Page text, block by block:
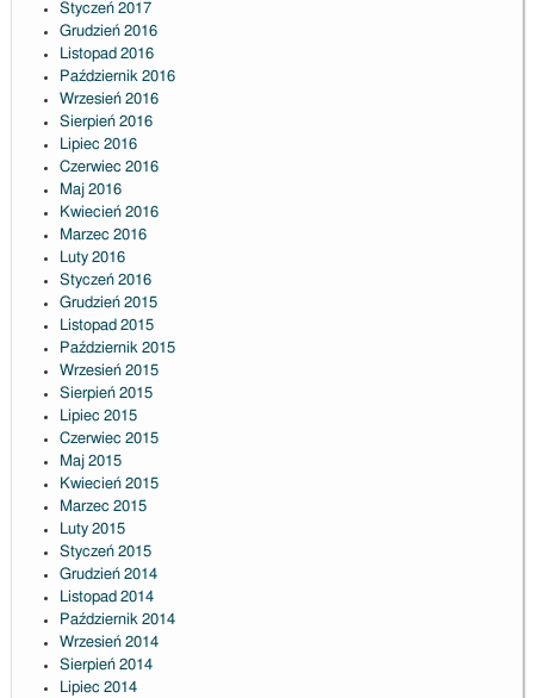
Styczeń 2017
Grudzień 2016
Listopad 2016
Październik 2016
Wrzesień 2016
Sierpień 2016
Lipiec 2016
Czerwiec 2016
Maj 2016
Kwiecień 2016
Marzec 2016
Luty 2016
Styczeń 2016
Grudzień 2015
Listopad 2015
Październik 2015
Wrzesień 2015
Sierpień 2015
Lipiec 2015
Czerwiec 2015
Maj 2015
Kwiecień 2015
Marzec 2015
Luty 2015
Styczeń 2015
Grudzień 2014
Listopad 2014
Październik 2014
Wrzesień 2014
Sierpień 2014
Lipiec 2014